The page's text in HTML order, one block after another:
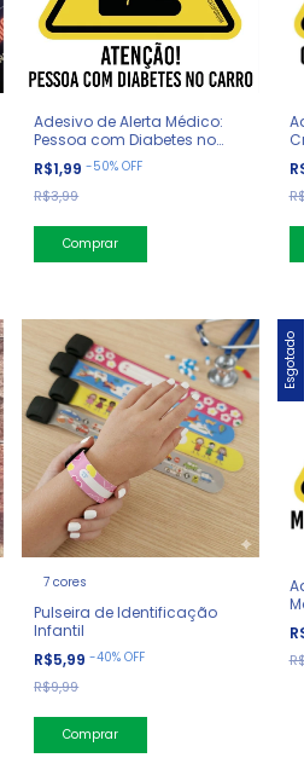
Adesivo de Alerta Médico:
Pessoa com Diabetes no
Carro
R$1,99-50%OFF
R$3,99
7 cores
Pulseira de Identificação
Infantil
R$5,99-40%OFF
R$9,99
Comprar
Esgotado